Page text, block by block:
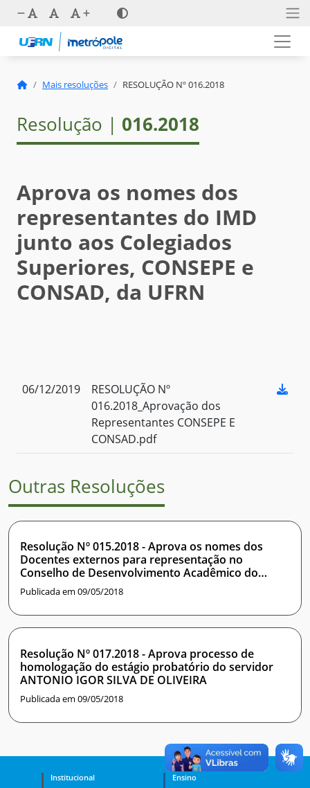
Mais resoluções RESOLUÇÃO Nº 016.2018
Resolução | 016.2018
Aprova os nomes dos
representantes do IMD
junto aos Colegiados
Superiores, CONSEPE e
CONSAD, da UFRN
06/12/2019
RESOLUÇÃO Nº
016.2018_Aprovação dos
Representantes CONSEPE E
CONSAD.pdf
Outras Resoluções
Resolução Nº 015.2018 - Aprova os nomes dos
Docentes externos para representação no
Conselho de Desenvolvimento Acadêmico do
Instituto Metrópole Digital
Publicada em 09/05/2018
Resolução Nº 017.2018 - Aprova processo de
homologação do estágio probatório do servidor
ANTONIO IGOR SILVA DE OLIVEIRA
Publicada em 09/05/2018
Institucional
Ensino